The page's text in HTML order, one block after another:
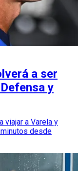
a ser
y
viajar a Varela y
desde